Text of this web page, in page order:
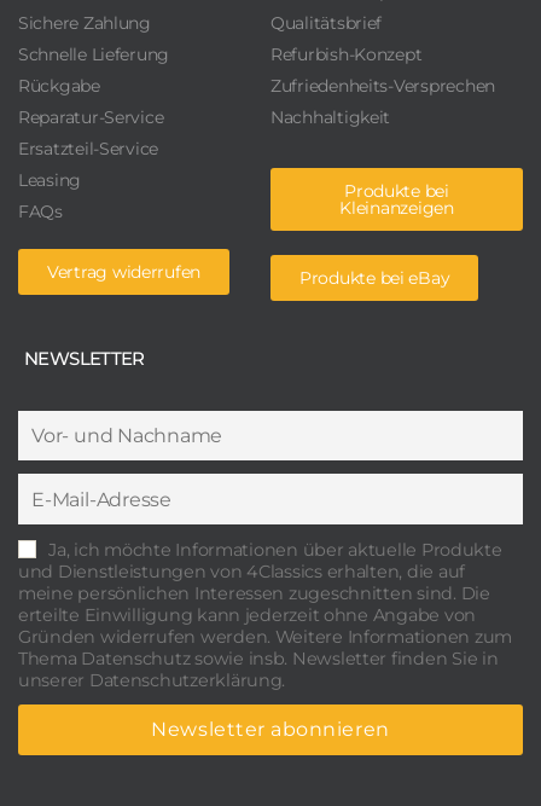
Sichere Zahlung
Schnelle Lieferung
Rückgabe
Reparatur-Service
Ersatzteil-Service
Leasing
FAQs
Vertrag widerrufen
Qualitätsbrief
Refurbish-Konzept
Zufriedenheits-Versprechen
Nachhaltigkeit
Produkte bei
Kleinanzeigen
Produkte bei eBay
NEWSLETTER
Ja, ich möchte Informationen über aktuelle Produkte
und Dienstleistungen von 4Classics erhalten, die auf
meine persönlichen Interessen zugeschnitten sind. Die
erteilte Einwilligung kann jederzeit ohne Angabe von
Gründen widerrufen werden. Weitere Informationen zum
Thema Datenschutz sowie insb. Newsletter finden Sie in
unserer Datenschutzerklärung.